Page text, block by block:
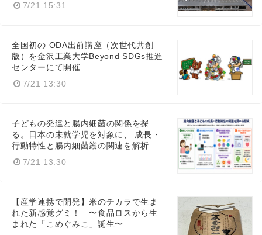
7/21 15:31
全国初の ODA出前講座（次世代共創
版）を金沢工業大学Beyond SDGs推進
センターにて開催
7/21 13:30
子どもの発達と腸内細菌の関係を探
る。日本の未就学児を対象に、 成長・
行動特性と腸内細菌叢の関連を解析
7/21 13:30
【産学連携で開発】米のチカラで生ま
れた新感覚グミ！ 〜食品ロスから生
まれた「こめぐみこ」誕生〜
English